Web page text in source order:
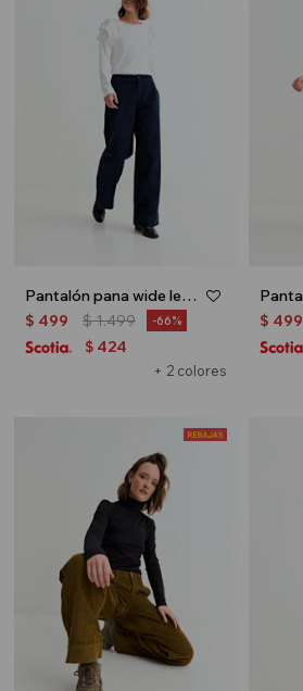
Pantalón pana wide leg - Azul marino
+ 2 colores
$ 499 $1.499 66
$ 424
$ 499